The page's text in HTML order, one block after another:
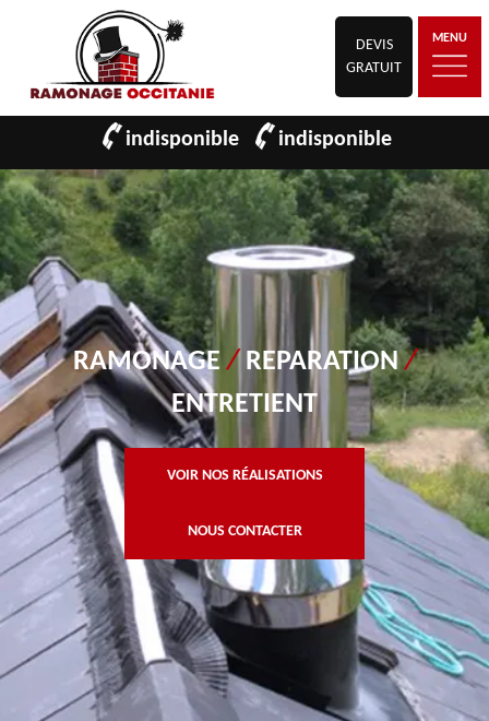
DEVIS
GRATUIT
MENU
indisponible indisponible
RAMONAGE/ REPARATION/
ENTRETIENT
VOIR NOS RÉALISATIONS
NOUS CONTACTER